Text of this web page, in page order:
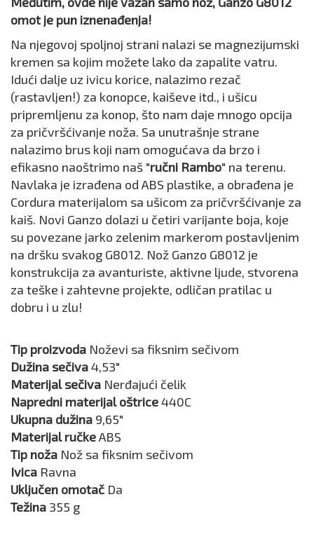
omot je pun iznenađenja!
Na njegovoj spoljnoj strani nalazi se magnezijumski
kremen sa kojim možete lako da zapalite vatru.
Idući dalje uz ivicu korice, nalazimo rezač
(rastavljen!) za konopce, kaiševe itd., i ušicu
pripremljenu za konop, što nam daje mnogo opcija
za pričvršćivanje noža. Sa unutrašnje strane
nalazimo brus koji nam omogućava da brzo i
efikasno naoštrimo naš "ručni Rambo" na terenu.
Navlaka je izrađena od ABS plastike, a obrađena je
Cordura materijalom sa ušicom za pričvršćivanje za
kaiš. Novi Ganzo dolazi u četiri varijante boja, koje
su povezane jarko zelenim markerom postavljenim
na dršku svakog G8012. Nož Ganzo G8012 je
konstrukcija za avanturiste, aktivne ljude, stvorena
za teške i zahtevne projekte, odličan pratilac u
dobru i u zlu!
Tip proizvoda Noževi sa fiksnim sečivom
Dužina sečiva4,53"
Materijal sečiva Nerđajući čelik
Napredni materijal oštrice440C
Ukupna dužina 9,65"
Materijal ručkeABS
Tip noža Nož sa fiksnim sečivom
Ivica Ravna
Uključen omotač Da
Težina 355 g